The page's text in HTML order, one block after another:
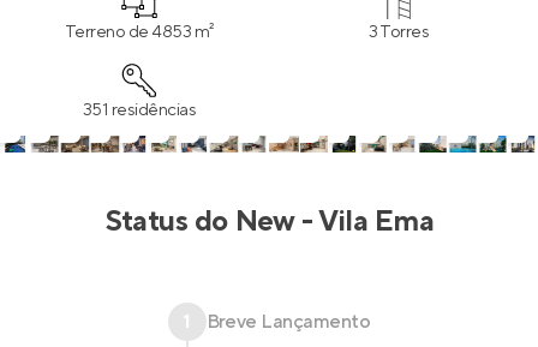
Terreno de 4853 m² 3 Torres
351 residências
Status do New - Vila Ema
1 Breve Lançamento